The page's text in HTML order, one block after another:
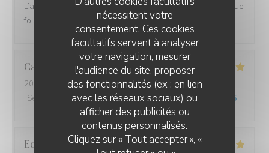
nécessitent votre
consentement. Ces cookies
facultatifs servent à analyser
votre navigation, mesurer
l'audience du site, proposer
des fonctionnalités (ex : en lien
avec les réseaux sociaux) ou
afficher des publicités ou
contenus personnalisés.
Cliquez sur « Tout accepter », «
L’accueil, le service et le repas délicieux comme à chaque
fois.
Catherine B
2026-02-11- 12:15 - Couverts 2
Service
Ambiance :5/5 Cuisine: 5/5 Qualité / Prix /5
Edwige